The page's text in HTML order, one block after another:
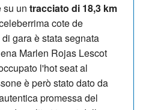
su un tracciato di 18,3 km
cote de
gara è stata segnata
Marlen Rojas Lescot
l'hot seat al
è però stato dato da
promessa del